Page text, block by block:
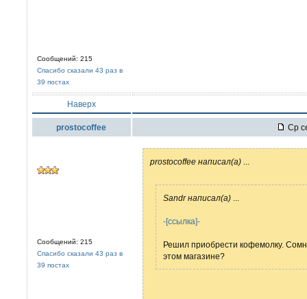
Сообщений: 215
Спасибо сказали 43 раз в
39 постах
Наверх
prostocoffee Ср
Сообщений: 215
Спасибо сказали 43 раз в
39 постах
prostocoffee написал(а)
Sandr написал(а)
-[ссылка]-
Решил приобрести кофемолку.
этом магазине?